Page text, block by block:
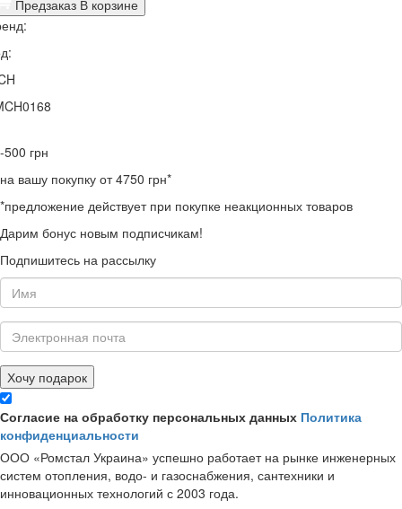
Предзаказ В корзине
-500 грн
на вашу покупку от 4750 грн*
*предложение действует при покупке неакционных товаров
Дарим бонус новым подписчикам!
Подпишитесь на рассылку
Хочу подарок
Согласие на обработку персональных данных Политика
конфиденциальности
ООО «Ромстал Украина» успешно работает на рынке инженерных
систем отопления, водо- и газоснабжения, сантехники и
инновационных технологий с 2003 года.